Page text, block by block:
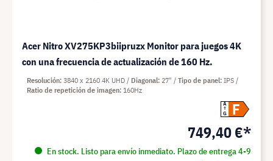
Acer Nitro XV275KP3biipruzx Monitor para juegos 4K
con una frecuencia de actualización de 160 Hz.
A
G
F
749,40 €*
En stock. Listo para envío inmediato. Plazo de entrega 4-9
Resolución 3840 x 2160 4K UHD Diagonal 27" Tipo de panel IPS
Ratio de repetición de imagen 160Hz